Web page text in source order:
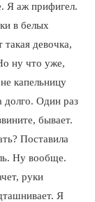
Я аж прифигел.
в белых
девочка,
ну что уже,
капельницу
долго. Один раз
бывает.
Поставила
Ну вообще.
руки
Я